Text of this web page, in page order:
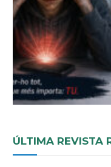
ÚLTIMA REVISTA